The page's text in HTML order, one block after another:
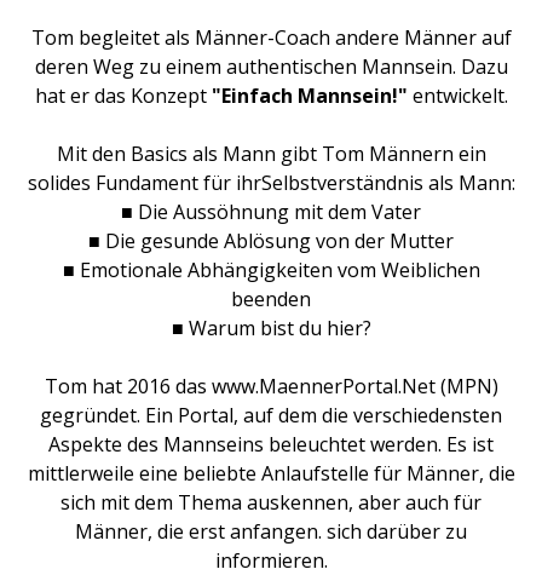
Tom begleitet als Männer-Coach andere Männer auf
deren Weg zu einem authentischen Mannsein. Dazu
hat er das Konzept "Einfach Mannsein!" entwickelt.
Mit den Basics als Mann gibt Tom Männern ein
solides Fundament für ihrSelbstverständnis als Mann:
■ Die Aussöhnung mit dem Vater
■ Die gesunde Ablösung von der Mutter
■ Emotionale Abhängigkeiten vom Weiblichen
beenden
■ Warum bist du hier?
Tom hat 2016 das www.MaennerPortal.Net (MPN)
gegründet. Ein Portal, auf dem die verschiedensten
Aspekte des Mannseins beleuchtet werden. Es ist
mittlerweile eine beliebte Anlaufstelle für Männer, die
sich mit dem Thema auskennen, aber auch für
Männer, die erst anfangen. sich darüber zu
informieren.